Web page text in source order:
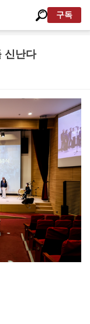
구독
신난다